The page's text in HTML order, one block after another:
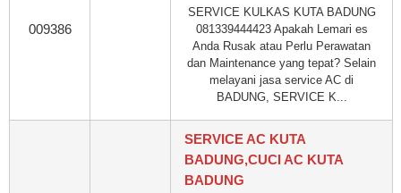
009386
SERVICE KULKAS KUTA BADUNG
081339444423 Apakah Lemari es
Anda Rusak atau Perlu Perawatan
dan Maintenance yang tepat? Selain
melayani jasa service AC di
BADUNG, SERVICE K...
SERVICE AC KUTA
BADUNG,CUCI AC KUTA
BADUNG